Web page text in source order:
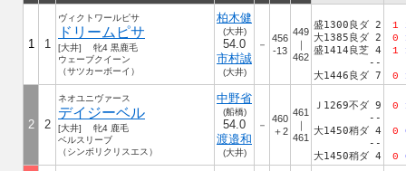
1 1
ヴィクトワールピサ
ドリームピサ
[大井] 牝4 黒鹿毛
ウェーブクイーン
（サツカーボーイ）
柏木健
(大井)
54.0
市村誠
(大井)
－
456
-13
449
｜
462
盛1300良ダ 2
大1385良ダ 2
盛1414良芝 4
--
大1446良ダ 7
1
0
1
0
2 2
ネオユニヴァース
デイジーベル
[大井] 牝4 鹿毛
ベルスリーブ
（シンボリクリスエス）
中野省
(船橋)
54.0
渡邉和
(大井)
－
460
＋2
461
｜
461
Ｊ1269不ダ 9
--
大1450稍ダ 4
--
大1450稍ダ 4
0
0
0